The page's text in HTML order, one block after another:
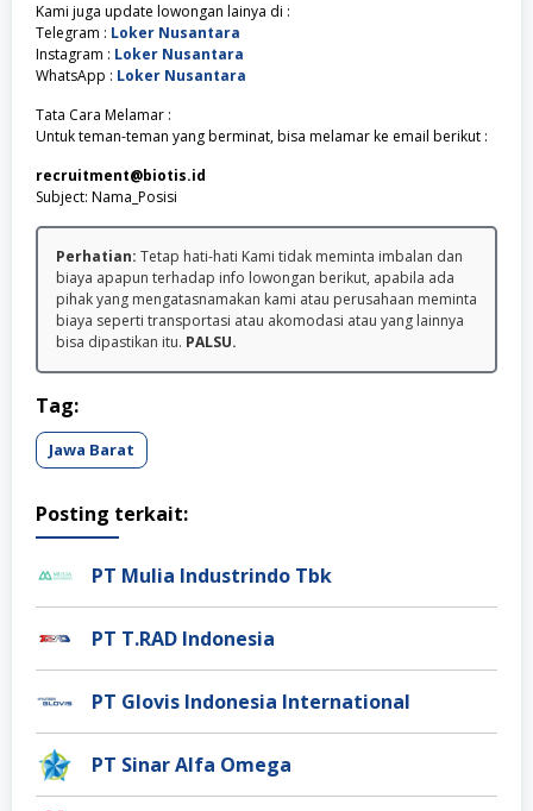
Kami juga update lowongan lainya di :
Telegram : Loker Nusantara
Instagram : Loker Nusantara
WhatsApp : Loker Nusantara
Tata Cara Melamar :
Untuk teman-teman yang berminat, bisa melamar ke email berikut :
recruitment@biotis.id
Subject: Nama_Posisi
Perhatian: Tetap hati-hati Kami tidak meminta imbalan dan
biaya apapun terhadap info lowongan berikut, apabila ada
pihak yang mengatasnamakan kami atau perusahaan meminta
biaya seperti transportasi atau akomodasi atau yang lainnya
bisa dipastikan itu. PALSU.
Tag:
Jawa Barat
Posting terkait:
PT Mulia Industrindo Tbk
PT T.RAD Indonesia
PT Glovis Indonesia International
PT Sinar Alfa Omega